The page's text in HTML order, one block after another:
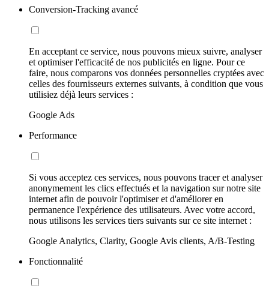
Conversion-Tracking avancé
En acceptant ce service, nous pouvons mieux suivre, analyser
et optimiser l'efficacité de nos publicités en ligne. Pour ce
faire, nous comparons vos données personnelles cryptées avec
celles des fournisseurs externes suivants, à condition que vous
utilisiez déjà leurs services :
Google Ads
Performance
Si vous acceptez ces services, nous pouvons tracer et analyser
anonymement les clics effectués et la navigation sur notre site
internet afin de pouvoir l'optimiser et d'améliorer en
permanence l'expérience des utilisateurs. Avec votre accord,
nous utilisons les services tiers suivants sur ce site internet :
Google Analytics, Clarity, Google Avis clients, A/B-Testing
Fonctionnalité